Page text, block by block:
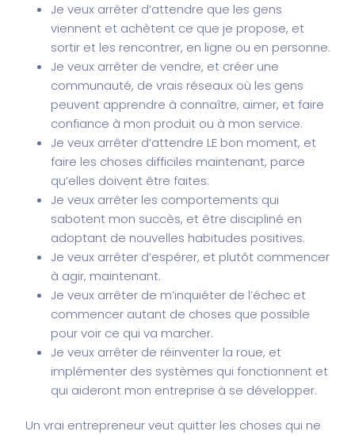
Je veux arrêter d’attendre que les gens
viennent et achètent ce que je propose, et
sortir et les rencontrer, en ligne ou en personne.
Je veux arrêter de vendre, et créer une
communauté, de vrais réseaux où les gens
peuvent apprendre à connaître, aimer, et faire
confiance à mon produit ou à mon service.
Je veux arrêter d’attendre LE bon moment, et
faire les choses difficiles maintenant, parce
qu’elles doivent être faites.
Je veux arrêter les comportements qui
sabotent mon succès, et être discipliné en
adoptant de nouvelles habitudes positives.
Je veux arrêter d’espérer, et plutôt commencer
à agir, maintenant.
Je veux arrêter de m’inquiéter de l’échec et
commencer autant de choses que possible
pour voir ce qui va marcher.
Je veux arrêter de réinventer la roue, et
implémenter des systèmes qui fonctionnent et
qui aideront mon entreprise à se développer.
Un vrai entrepreneur veut quitter les choses qui ne